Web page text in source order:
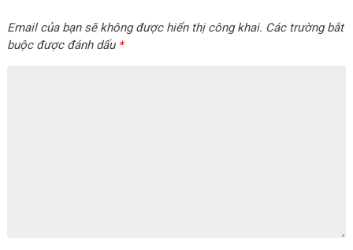
Email của bạn sẽ không được hiển thị công khai. Các trường bắt
buộc được đánh dấu *